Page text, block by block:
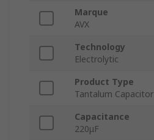
Marque
AVX
Technology
Electrolytic
Product Type
Tantalum Capacitor
Capacitance
220μF